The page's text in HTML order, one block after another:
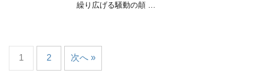
繰り広げる騒動の顛 …
1 2 次へ »